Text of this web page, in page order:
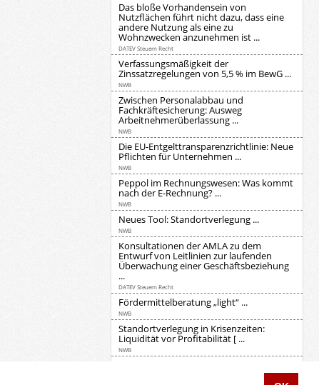
Das bloße Vorhandensein von
Nutzflächen führt nicht dazu, dass eine
andere Nutzung als eine zu
Wohnzwecken anzunehmen ist ...
DATEV Steuern Recht
Verfassungsmäßigkeit der
Zinssatzregelungen von 5,5 % im BewG ...
NWB
Zwischen Personalabbau und
Fachkräftesicherung: Ausweg
Arbeitnehmerüberlassung ...
NWB
Die EU-Entgelttransparenzrichtlinie: Neue
Pflichten für Unternehmen ...
NWB
Peppol im Rechnungswesen: Was kommt
nach der E-Rechnung? ...
NWB
Neues Tool: Standortverlegung ...
NWB
Konsultationen der AMLA zu dem
Entwurf von Leitlinien zur laufenden
Überwachung einer Geschäftsbeziehung
...
DATEV Steuern Recht
Fördermittelberatung „light“ ...
NWB
Standortverlegung in Krisenzeiten:
Liquidität vor Profitabilität [ ...
NWB